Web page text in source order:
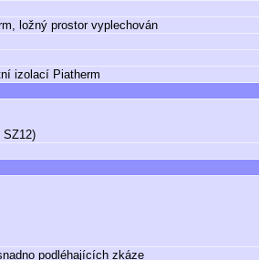
ložný prostor vyplechován
izolací Piatherm
SZ12)
podléhajících zkáze